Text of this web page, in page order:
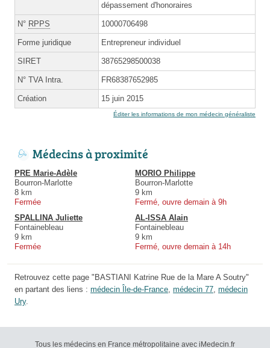
dépassement d'honoraires
N° RPPS 10000706498
Forme juridique Entrepreneur individuel
SIRET 38765298500038
N° TVA Intra. FR68387652985
Création 15 juin 2015
Éditer les informations de mon médecin généraliste
Médecins à proximité
PRE Marie-Adèle
Bourron-Marlotte
8 km
Fermée
MORIO Philippe
Bourron-Marlotte
9 km
Fermé, ouvre demain à 9h
SPALLINA Juliette
Fontainebleau
9 km
Fermée
AL-ISSA Alain
Fontainebleau
9 km
Fermé, ouvre demain à 14h
Retrouvez cette page "BASTIANI Katrine Rue de la Mare A Soutry"
en partant des liens : médecin Île-de-France, médecin 77, médecin
Ury.
Tous les médecins en France métropolitaine avec iMedecin.fr